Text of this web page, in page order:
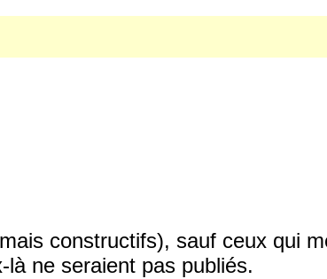
constructifs), sauf ceux qui
ne seraient pas publiés.